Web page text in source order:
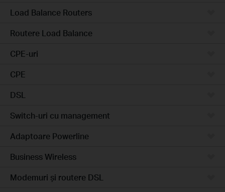
Load Balance Routers
Routere Load Balance
CPE-uri
CPE
DSL
Switch-uri cu management
Adaptoare Powerline
Business Wireless
Modemuri și routere DSL